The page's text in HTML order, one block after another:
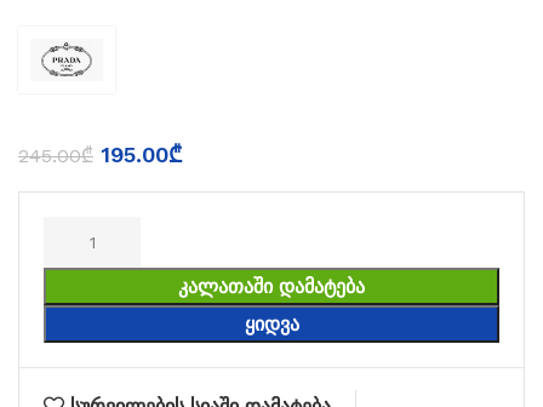
245.00₾ 195.00₾
ᲙᲐᲚᲐᲗᲐᲨᲘ ᲓᲐᲛᲐᲢᲔᲑᲐ
ᲧᲘᲓᲕᲐ